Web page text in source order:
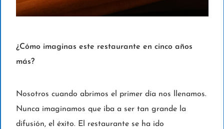
¿Cómo imaginas este restaurante en cinco años
más?
Nosotros cuando abrimos el primer día nos llenamos.
Nunca imaginamos que iba a ser tan grande la
difusión, el éxito. El restaurante se ha ido